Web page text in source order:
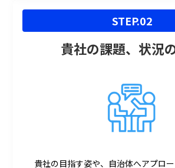
STEP.02
貴社の課題、状況
貴社の目指す姿や、自治体へアプロ